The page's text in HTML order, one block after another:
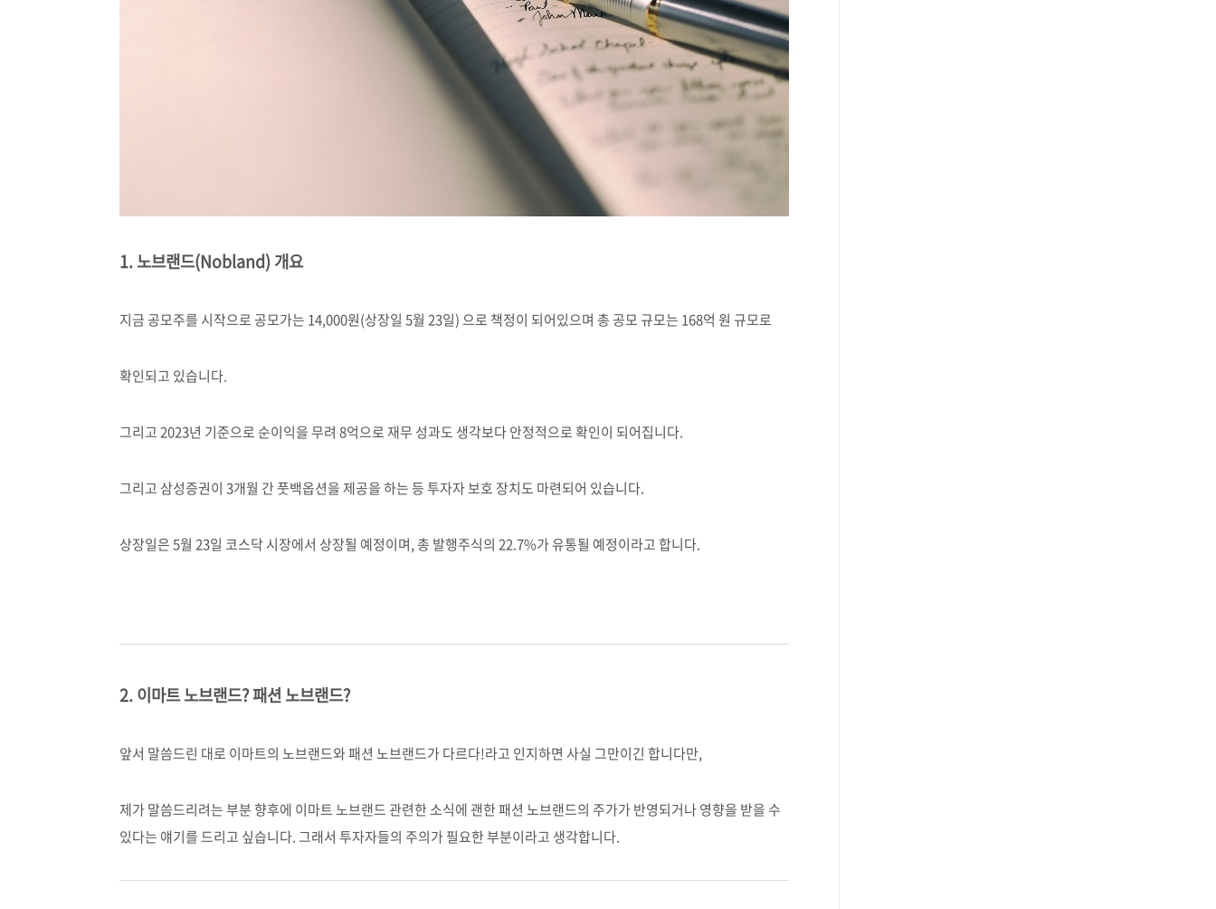
1. 노브랜드(Nobland) 개요
지금 공모주를 시작으로 공모가는 14,000원(상장일 5월 23일) 으로 책정이 되어있으며 총 공모 규모는 168억 원 규모로
확인되고 있습니다.
그리고 2023년 기준으로 순이익을 무려 8억으로 재무 성과도 생각보다 안정적으로 확인이 되어집니다.
그리고 삼성증권이 3개월 간 풋백옵션을 제공을 하는 등 투자자 보호 장치도 마련되어 있습니다.
상장일은 5월 23일 코스닥 시장에서 상장될 예정이며, 총 발행주식의 22.7%가 유통될 예정이라고 합니다.
2. 이마트 노브랜드? 패션 노브랜드?
앞서 말씀드린 대로 이마트의 노브랜드와 패션 노브랜드가 다르다!라고 인지하면 사실 그만이긴 합니다만,
제가 말씀드리려는 부분 향후에 이마트 노브랜드 관련한 소식에 괜한 패션 노브랜드의 주가가 반영되거나 영향을 받을 수
있다는 얘기를 드리고 싶습니다. 그래서 투자자들의 주의가 필요한 부분이라고 생각합니다.